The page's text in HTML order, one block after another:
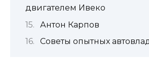
двигателем Ивеко
Антон Карпов
Советы опытных